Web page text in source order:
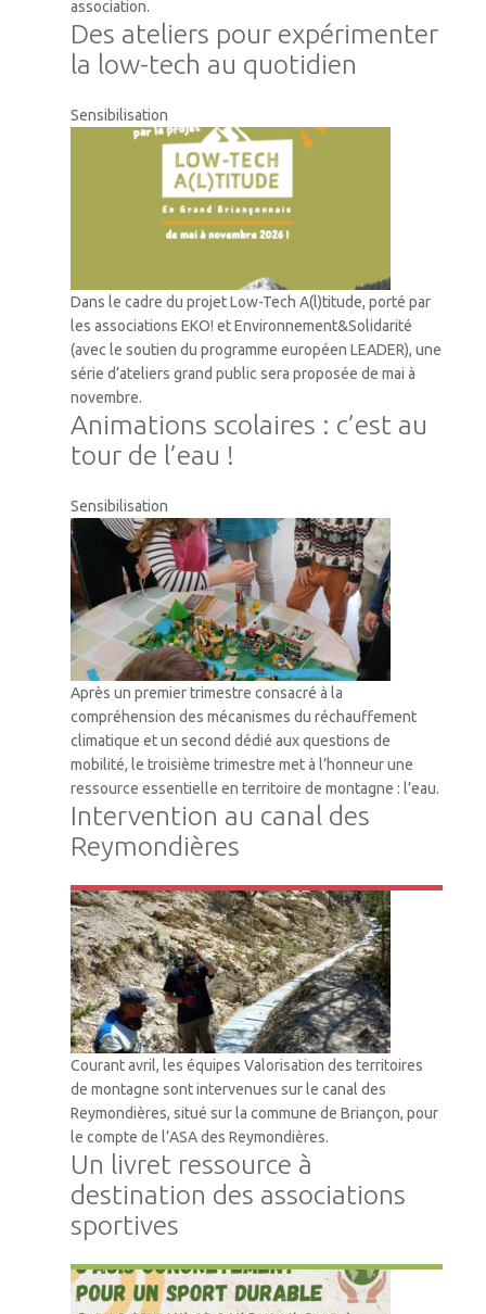
association.
Des ateliers pour expérimenter
la low-tech au quotidien
Sensibilisation
Dans le cadre du projet Low-Tech A(l)titude, porté par
les associations EKO! et Environnement&Solidarité
(avec le soutien du programme européen LEADER), une
série d’ateliers grand public sera proposée de mai à
novembre.
Animations scolaires : c’est au
tour de l’eau !
Sensibilisation
Après un premier trimestre consacré à la
compréhension des mécanismes du réchauffement
climatique et un second dédié aux questions de
mobilité, le troisième trimestre met à l’honneur une
ressource essentielle en territoire de montagne : l’eau.
Intervention au canal des
Reymondières
VTM
Courant avril, les équipes Valorisation des territoires
de montagne sont intervenues sur le canal des
Reymondières, situé sur la commune de Briançon, pour
le compte de l’ASA des Reymondières.
Un livret ressource à
destination des associations
sportives
Accompagnement